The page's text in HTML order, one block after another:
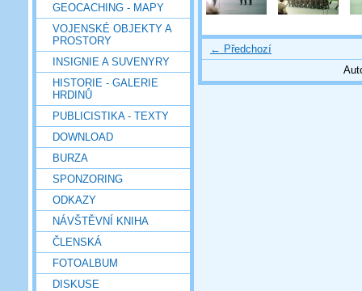
GEOCACHING - MAPY
VOJENSKÉ OBJEKTY A
PROSTORY
INSIGNIE A SUVENYRY
HISTORIE - GALERIE
HRDINŮ
PUBLICISTIKA - TEXTY
DOWNLOAD
BURZA
SPONZORING
ODKAZY
NÁVŠTĚVNÍ KNIHA
ČLENSKÁ
FOTOALBUM
DISKUSE
← Předchozí